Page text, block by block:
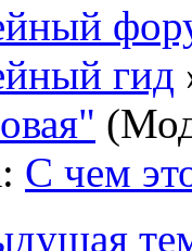
гид
С чем